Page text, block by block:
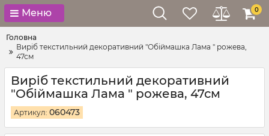
Меню 0
Головна
Виріб текстильний декоративний "Обіймашка Лама " рожева,
47см
Виріб текстильний декоративний
"Обіймашка Лама " рожева, 47см
Артикул: 060473